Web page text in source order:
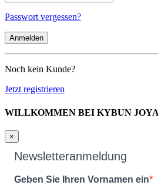
Passwort vergessen?
Noch kein Kunde?
Jetzt registrieren
WILLKOMMEN BEI KYBUN
×
Newsletteranmeldung
Geben Sie Ihren Vornamen ein